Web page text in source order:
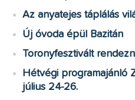
Az anyatejes táplálás
Új óvoda épül Bazitán
Toronyfesztivált
Hétvégi programajánló
július 24-26.